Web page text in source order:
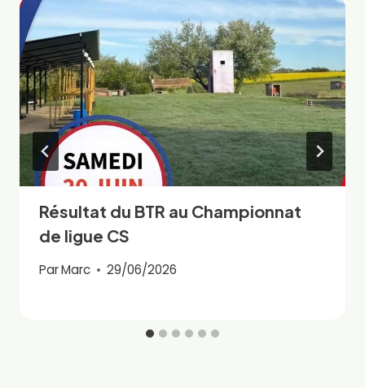
Résultat du BTR au Championnat
de ligue CS
ParMarc 29/06/2026